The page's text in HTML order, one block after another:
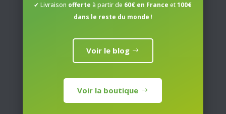
✔ Livraison offerte à partir de 60€ en France et100€
dans le reste du monde !
Voir le blog
Voir la boutique